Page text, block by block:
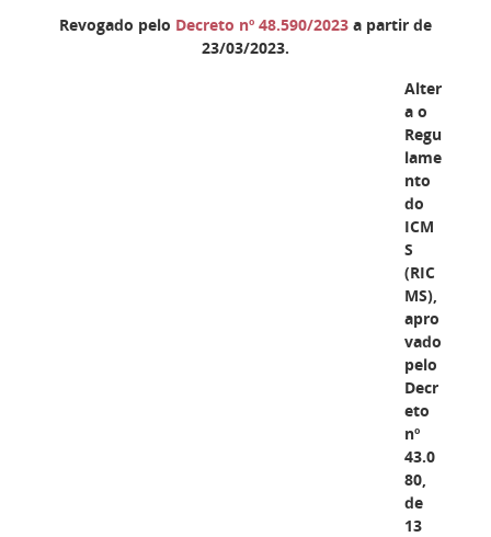
Revogado pelo Decreto nº 48.590/2023 a partir de
23/03/2023.
Alter
a o
Regu
lame
nto
do
ICM
S
(RIC
MS),
apro
vado
pelo
Decr
eto
nº
43.0
80,
de
13